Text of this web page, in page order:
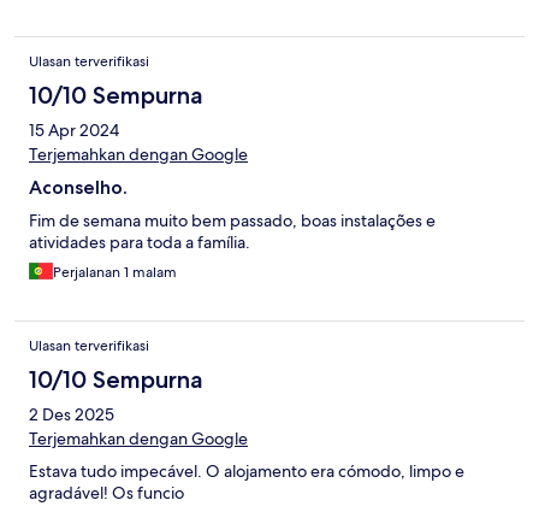
Ulasan terverifikasi
10/10 Sempurna
15 Apr 2024
Terjemahkan dengan Google
Aconselho.
Fim de semana muito bem passado, boas instalações e
atividades para toda a família.
Perjalanan 1 malam
Ulasan terverifikasi
10/10 Sempurna
2 Des 2025
Terjemahkan dengan Google
Estava tudo impecável. O alojamento era cómodo, limpo e
agradável! Os funcio